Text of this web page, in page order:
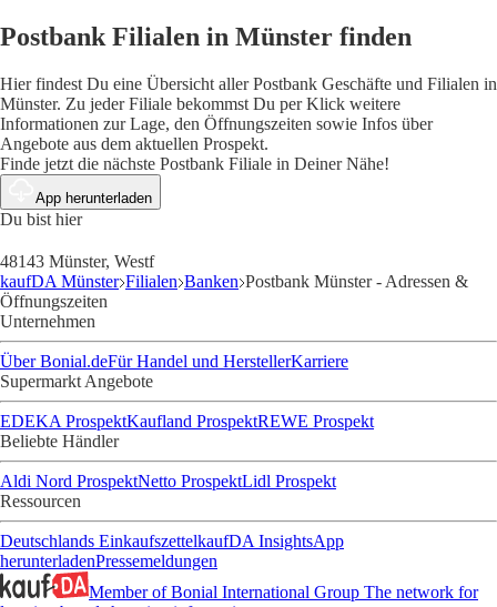
Postbank Filialen in Münster finden
Hier findest Du eine Übersicht aller Postbank Geschäfte und Filialen in
Münster. Zu jeder Filiale bekommst Du per Klick weitere
Informationen zur Lage, den Öffnungszeiten sowie Infos über
Angebote aus dem aktuellen Prospekt.
Finde jetzt die nächste Postbank Filiale in Deiner Nähe!
App herunterladen
Du bist hier
48143 Münster, Westf
kaufDA Münster Filialen Banken Postbank Münster - Adressen &
Öffnungszeiten
Unternehmen
Über Bonial.deFür Handel und HerstellerKarriere
Supermarkt Angebote
EDEKA ProspektKaufland ProspektREWE Prospekt
Beliebte Händler
Aldi Nord ProspektNetto ProspektLidl Prospekt
Ressourcen
Deutschlands EinkaufszettelkaufDA InsightsApp
herunterladenPressemeldungen
Member of Bonial International Group The network for